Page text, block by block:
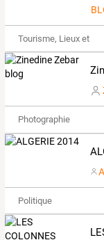
Tourisme, Lieux et
Photographie
Politique